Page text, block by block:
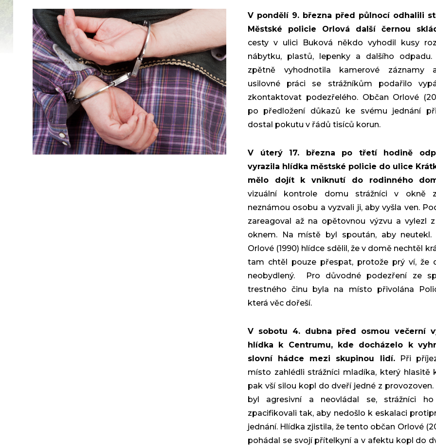
V pondělí 9. března před půlnocí odhalili
Městské policie Orlová další černou
cesty v ulici Buková někdo vyhodil kusy
nábytku, plastů, lepenky a dalšího odpadu.
zpětně vyhodnotila kamerové záznamy
usilovné práci se strážníkům podařilo
zkontaktovat podezřelého. Občan Orlové
po předložení důkazů ke svému jednání
dostal pokutu v řádů tisíců korun.
V úterý 17. března po třetí hodině
vyrazila hlídka městské policie do ulice
mělo dojít k vniknutí do rodinného
vizuální kontrole domu strážníci v okně
neznámou osobu a vyzvali ji, aby vyšla ven.
zareagoval až na opětovnou výzvu a vylezl
oknem. Na místě byl spoután, aby neutekl.
Orlové (1990) hlídce sdělil, že v domě nechtěl
tam chtěl pouze přespat, protože prý ví, že
neobydlený. Pro důvodné podezření ze
trestného činu byla na místo přivolána
která věc dořeší.
V sobotu 4. dubna před osmou večerní
hlídka k Centrumu, kde docházelo k
slovní hádce mezi skupinou lidí.Při
místo zahlédli strážníci mladíka, který hlasitě
pak vší silou kopl do dveří jedné z
byl agresivní a neovládal se, strážníci
zpacifikovali tak, aby nedošlo k eskalaci
jednání. Hlídka zjistila, že tento občan Orlové
pohádal se svojí přítelkyní a v afektu kopl do